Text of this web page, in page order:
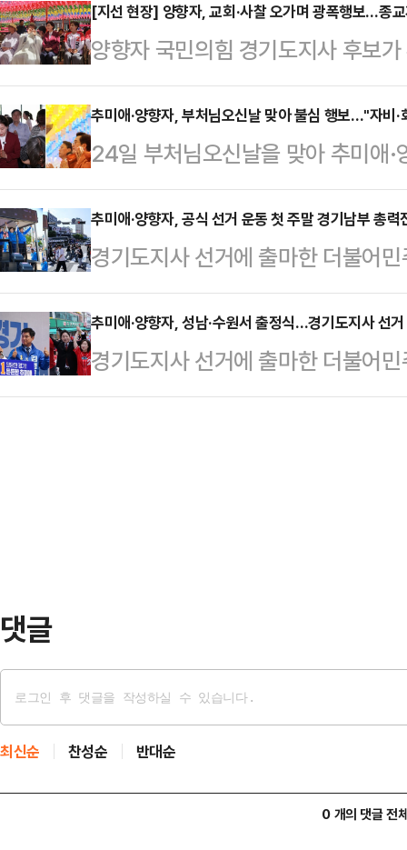
기 포천시 유세현장에서 데일리안
대표를 고발하기로 했다"고 밝혔다
포 및 명예훼손 혐의다. 양 후보를
은 것이다.앞서 천 원내대표는 이날
가 6·3 지방선거 공보물에 허위 학
하지 않으면 즉각 고발…
[지선 현장] 양향자, 교회·사찰 오가며 광폭행보…종
양향자 국민의힘 경기도지사 후보
방문, 종교계 표심 공략에 나섰다.
수원중앙침례교회 예배에 참석한
다니며 관계자로부터 사찰 건물에
사를 나누기도 했다. 점심 공양을
후보는 차담 직후 기자들과 만나 "
를 드렸다"며 "오늘은 부처님오신
다. 봉녕사는 제가 어릴 때…
추미애·양향자, 부처님오신날 맞아 불심 행보…"자비
24일 부처님오신날을 맞아 추미애
불심을 다지며 자비와 화합의 메시
의왕 청계사를 찾은 추 후보는 법구
제불교'를 언급하며 "모든 악을 짓
부처님의 가르침"이라며 자비와 실
처님의 가르침은 멀리 있지 않다고
것인가, 그 깊은 고민이 곧 자비였
을 이롭게 하려…
추미애·양향자, 공식 선거 운동 첫 주말 경기남부 총력
경기도지사 선거에 출마한 더불어
보가 23일 경기남부권을 돌며 공식
후보는 이날 오전 고 노무현 전 대
산·수원을, 양 후보는 화성·수원·
다. 수원 KT위즈파크 일대에서는
추미애·양향자, 성남·수원서 출정식…경기도지사 선
경기도지사 선거에 출마한 더불어
보가 21일 각각 성남과 수원에서
댓글
최신순 찬성순 반대순
0 개의 댓글 전